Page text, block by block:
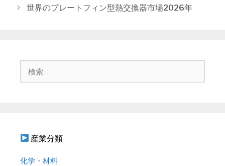
ゴ
稿
世界のプレートフィン型熱交換器市場2026年
産業分類
化学・材料